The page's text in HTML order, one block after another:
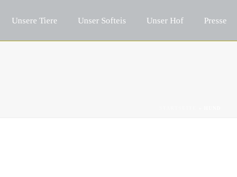
Unsere Tiere Unser Softeis Unser Hof Presse